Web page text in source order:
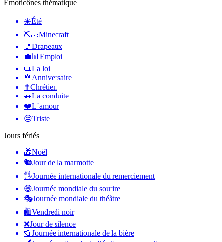
Émoticônes thématique
☀️Été
⛏🧱Minecraft
🚩Drapeaux
💼📊 Emploi
📜La loi
🎂Anniversaire
✝️Chrétien
🚗La conduite
❤️L´amour
😔Triste
Jours fériés
🎁Noël
🐿Jour de la marmotte
🖐Journée internationale du remerciement
😄Journée mondiale du sourire
🎭Journée mondiale du théâtre
🛍Vendredi noir
❌Jour de silence
🍻Journée internationale de la bière